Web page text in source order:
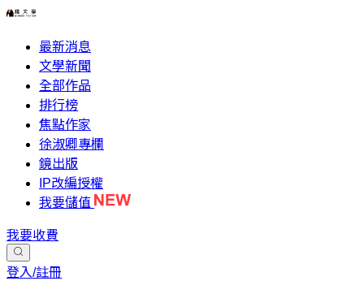
最新消息
文學新聞
全部作品
排行榜
焦點作家
徐淑卿專欄
鏡出版
IP改編授權
我要儲值
我要收費
登入/註冊